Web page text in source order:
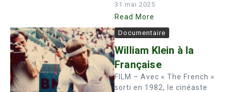
31 mai 2025
Read More
Documentaire
William Klein à la
Française
FILM – Avec « The French »
sorti en 1982, le cinéaste